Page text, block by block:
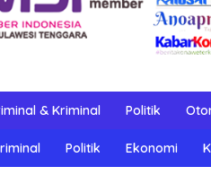
& Kriminal Politik
Politik Ekonomi